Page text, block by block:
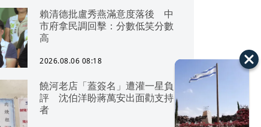
賴清德批盧秀燕滿意度落後 中
市府拿民調回擊：分數低笑分數
高
2026.08.06 08:18
饒河老店「蓋簽名」遭灌一星負
評 沈伯洋盼蔣萬安出面勸支持
者